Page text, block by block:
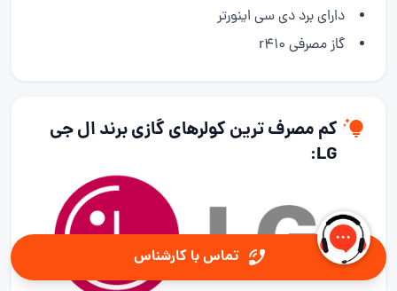
دارای برد دی سی اینورتر
گاز مصرفی r410
کم مصرف ترین کولرهای گازی برند ال جی
LG:
تماس با کارشناس